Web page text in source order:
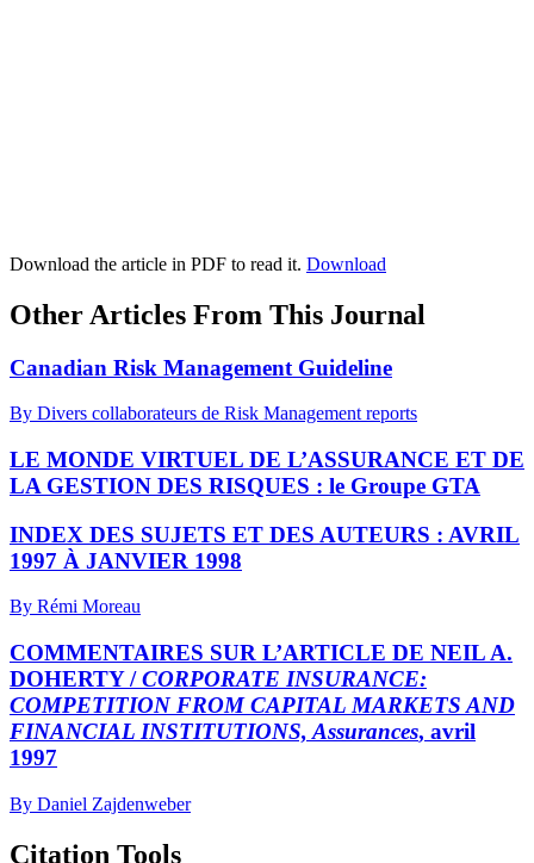
Download the article in PDF to read it. Download
Other Articles From This Journal
Canadian Risk Management Guideline
By Divers collaborateurs de Risk Management reports
LE MONDE VIRTUEL DE L’ASSURANCE ET DE
LA GESTION DES RISQUES : le Groupe GTA
INDEX DES SUJETS ET DES AUTEURS : AVRIL
1997 À JANVIER 1998
By Rémi Moreau
COMMENTAIRES SUR L’ARTICLE DE NEIL A.
DOHERTY /CORPORATE INSURANCE:
COMPETITION FROM CAPITAL MARKETS AND
FINANCIAL INSTITUTIONS, Assurances, avril
1997
By Daniel Zajdenweber
Citation Tools